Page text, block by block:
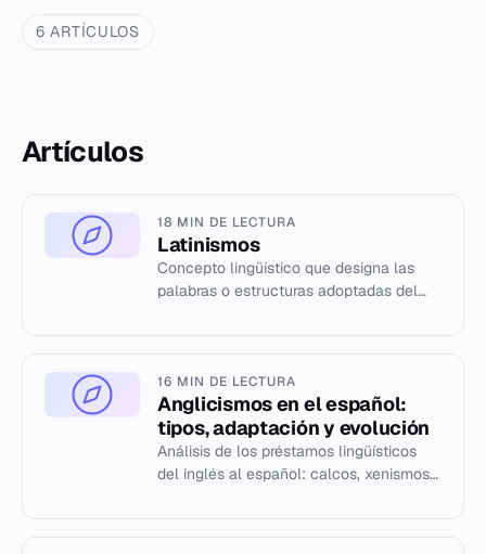
6 ARTÍCULOS
Artículos
18 MIN DE LECTURA
Latinismos
Concepto lingüístico que designa las
palabras o estructuras adoptadas del
16 MIN DE LECTURA
Anglicismos en el español:
tipos, adaptación y evolución
Análisis de los préstamos lingüísticos
del inglés al español: calcos, xenismos